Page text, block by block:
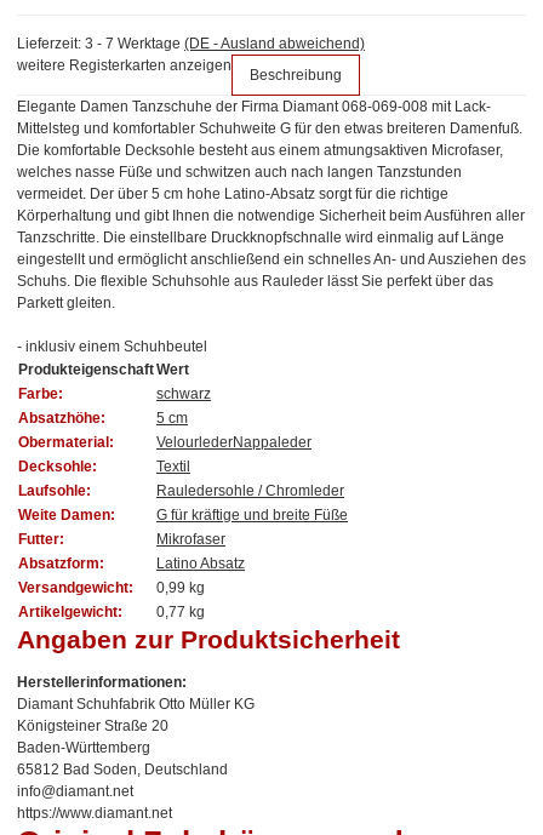
Lieferzeit: 3 - 7 Werktage (DE - Ausland abweichend)
weitere Registerkarten anzeigen
Beschreibung
Elegante Damen Tanzschuhe der Firma Diamant 068-069-008 mit Lack-
Mittelsteg und komfortabler Schuhweite G für den etwas breiteren Damenfuß.
Die komfortable Decksohle besteht aus einem atmungsaktiven Microfaser,
welches nasse Füße und schwitzen auch nach langen Tanzstunden
vermeidet. Der über 5 cm hohe Latino-Absatz sorgt für die richtige
Körperhaltung und gibt Ihnen die notwendige Sicherheit beim Ausführen aller
Tanzschritte. Die einstellbare Druckknopfschnalle wird einmalig auf Länge
eingestellt und ermöglicht anschließend ein schnelles An- und Ausziehen des
Schuhs. Die flexible Schuhsohle aus Rauleder lässt Sie perfekt über das
Parkett gleiten.
- inklusiv einem Schuhbeutel
ProdukteigenschaftWert
Farbe:
schwarz
Absatzhöhe:
5 cm
Obermaterial:
VelourlederNappaleder
Decksohle:
Textil
Laufsohle:
Rauledersohle / Chromleder
Weite Damen:
G für kräftige und breite Füße
Futter:
Mikrofaser
Absatzform:
Latino Absatz
Versandgewicht:
0,99 kg
Artikelgewicht:
0,77 kg
Angaben zur Produktsicherheit
Herstellerinformationen:
Diamant Schuhfabrik Otto Müller KG
Königsteiner Straße 20
Baden-Württemberg
65812 Bad Soden, Deutschland
info@diamant.net
https://www.diamant.net